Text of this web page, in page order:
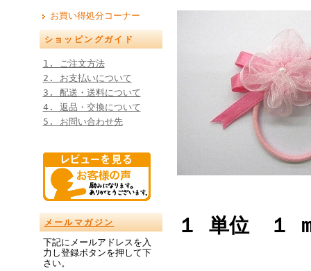
お買い得処分コーナー
ショッピングガイド
1. ご注文方法
2. お支払いについて
3. 配送・送料について
4. 返品・交換について
5. お問い合わせ先
メールマガジン
下記にメールアドレスを入
力し登録ボタンを押して下
さい。
１ 単位 １